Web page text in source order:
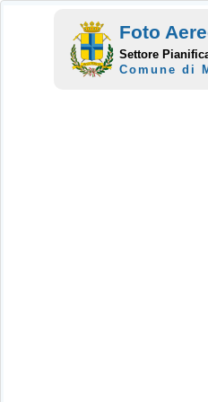
Foto
Settore
Comune di